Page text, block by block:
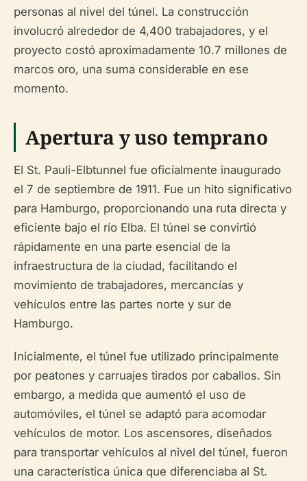
personas al nivel del túnel. La construcción
involucró alrededor de 4,400 trabajadores, y el
proyecto costó aproximadamente 10.7 millones de
marcos oro, una suma considerable en ese
momento.
Apertura y uso temprano
El St. Pauli-Elbtunnel fue oficialmente inaugurado
el 7 de septiembre de 1911. Fue un hito significativo
para Hamburgo, proporcionando una ruta directa y
eficiente bajo el río Elba. El túnel se convirtió
rápidamente en una parte esencial de la
infraestructura de la ciudad, facilitando el
movimiento de trabajadores, mercancías y
vehículos entre las partes norte y sur de
Hamburgo.
Inicialmente, el túnel fue utilizado principalmente
por peatones y carruajes tirados por caballos. Sin
embargo, a medida que aumentó el uso de
automóviles, el túnel se adaptó para acomodar
vehículos de motor. Los ascensores, diseñados
para transportar vehículos al nivel del túnel, fueron
una característica única que diferenciaba al St.